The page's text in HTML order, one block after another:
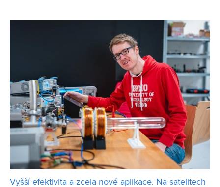
Ružička se zbytkem týmu. Po vážné nehodě prodal Lu
Vyšší efektivita a zcela nové aplikace. Na satelitech